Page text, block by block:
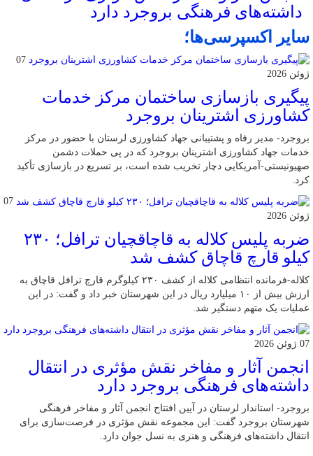
داشته‌های فرهنگی بروجرد دارد
سایر اکسپرسی‌ها؛
07
ژوئن 2026
پیگیری بازسازی ساختمان مرکز خدمات
کشاورزی اشترینان بروجرد
بروجرد- مدیر رفاه و پشتیبانی جهاد کشاورزی لرستان با حضور در مرکز
خدمات جهاد کشاورزی اشترینان بروجرد که در پی حملات دشمن
صهیونیستی-آمریکایی دچار تخریب شده است، بر تسریع در بازسازی تأکید
کرد.
07
ژوئن 2026
ضربه پلیس کلاله به قاچاقچیان ترافل؛ ۲۳۰
کیلو قارچ قاچاق کشف شد
کلاله-فرمانده انتظامی کلاله از کشف ۲۳۰ کیلوگرم قارچ ترافل قاچاق به
ارزش بیش از ۱۰ میلیارد ریال در این شهرستان خبر داد و گفت: در این
عملیات یک متهم دستگیر شد.
07 ژوئن 2026
انجمن آثار و مفاخر نقش مؤثری در انتقال
داشته‌های فرهنگی بروجرد دارد
بروجرد- استاندار لرستان در آیین افتتاح انجمن آثار و مفاخر فرهنگی
شهرستان بروجرد گفت: این مجموعه نقش مؤثری در فرصت‌سازی برای
انتقال داشته‌های فرهنگی و هنری به نسل جوان دارد.